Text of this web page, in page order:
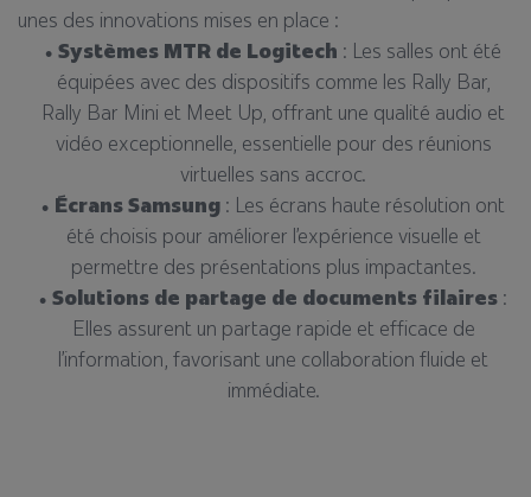
unes des innovations mises en place :
Systèmes MTR de Logitech : Les salles ont été
équipées avec des dispositifs comme les Rally Bar,
Rally Bar Mini et Meet Up, offrant une qualité audio et
vidéo exceptionnelle, essentielle pour des réunions
virtuelles sans accroc.
Écrans Samsung : Les écrans haute résolution ont
été choisis pour améliorer l’expérience visuelle et
permettre des présentations plus impactantes.
Solutions de partage de documents filaires :
Elles assurent un partage rapide et efficace de
l’information, favorisant une collaboration fluide et
immédiate.